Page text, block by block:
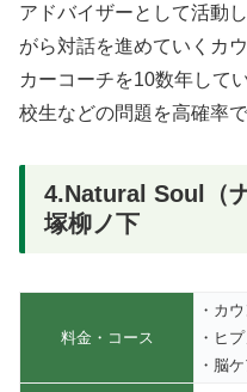
アドバイザーとして活動
がら対話を進めていくカ
カーコーチを10数年して
校生などの問題を高確率
4.Natural Soul（
塚柳ノ下
料金・コース
・カ
・ヒ
・脳